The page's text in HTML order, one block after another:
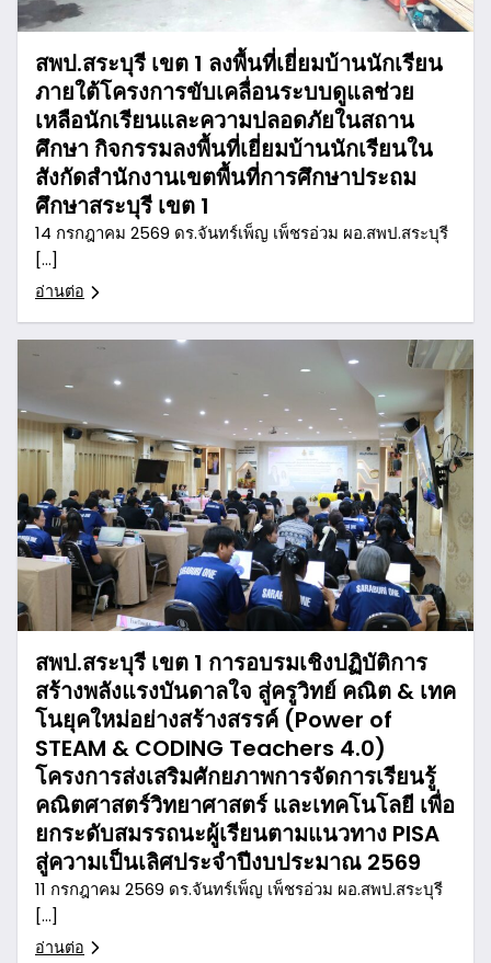
สพป.สระบุรี เขต 1 ลงพื้นที่เยี่ยมบ้านนักเรียน
ภายใต้โครงการขับเคลื่อนระบบดูแลช่วย
เหลือนักเรียนและความปลอดภัยในสถาน
ศึกษา กิจกรรมลงพื้นที่เยี่ยมบ้านนักเรียนใน
สังกัดสำนักงานเขตพื้นที่การศึกษาประถม
ศึกษาสระบุรี เขต 1
14 กรกฎาคม 2569 ดร.จันทร์เพ็ญ เพ็ชรอ่วม ผอ.สพป.สระบุรี
[…]
อ่านต่อ
สพป.สระบุรี เขต 1 การอบรมเชิงปฏิบัติการ
สร้างพลังแรงบันดาลใจ สู่ครูวิทย์ คณิต & เทค
โนยุคใหม่อย่างสร้างสรรค์ (Power of
STEAM & CODING Teachers 4.0)
โครงการส่งเสริมศักยภาพการจัดการเรียนรู้
คณิตศาสตร์วิทยาศาสตร์ และเทคโนโลยี เพื่อ
ยกระดับสมรรถนะผู้เรียนตามแนวทาง PISA
สู่ความเป็นเลิศประจำปีงบประมาณ 2569
11 กรกฎาคม 2569 ดร.จันทร์เพ็ญ เพ็ชรอ่วม ผอ.สพป.สระบุรี
[…]
อ่านต่อ